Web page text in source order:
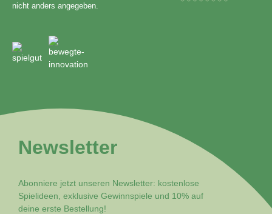
nicht anders angegeben.
Newsletter
Abonniere jetzt unseren Newsletter: kostenlose
Spielideen, exklusive Gewinnspiele und 10% auf
deine erste Bestellung!